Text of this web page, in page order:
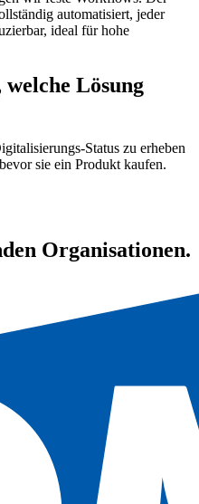
automatisiert, jeder
ideal für hohe
welche Lösung
Status zu erheben
sie ein Produkt kaufen.
Organisationen.